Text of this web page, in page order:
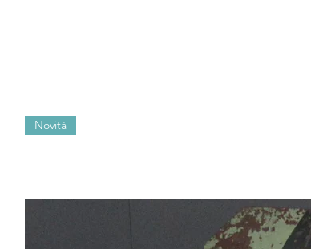
Novità